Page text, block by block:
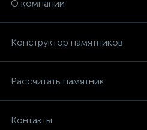
О компании
Конструктор памятников
Рассчитать памятник
Контакты